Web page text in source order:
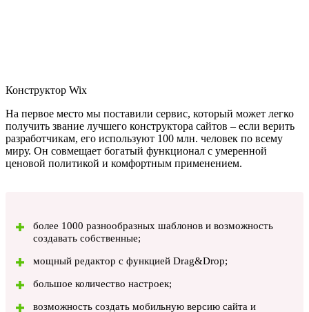
Конструктор Wix
На первое место мы поставили сервис, который может легко
получить звание лучшего конструктора сайтов – если верить
разработчикам, его используют 100 млн. человек по всему
миру. Он совмещает богатый функционал с умеренной
ценовой политикой и комфортным применением.
более 1000 разнообразных шаблонов и возможность
создавать собственные;
мощный редактор с функцией Drag&Drop;
большое количество настроек;
возможность создать мобильную версию сайта и